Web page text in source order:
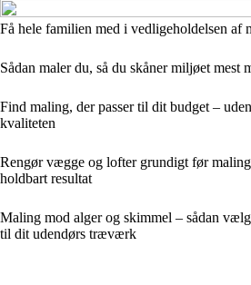
Få hele familien med i vedligeholdelsen af
Sådan maler du, så du skåner miljøet mest
Find maling, der passer til dit budget –
kvaliteten
Rengør vægge og lofter grundigt før
holdbart resultat
Maling mod alger og skimmel – sådan
til dit udendørs træværk